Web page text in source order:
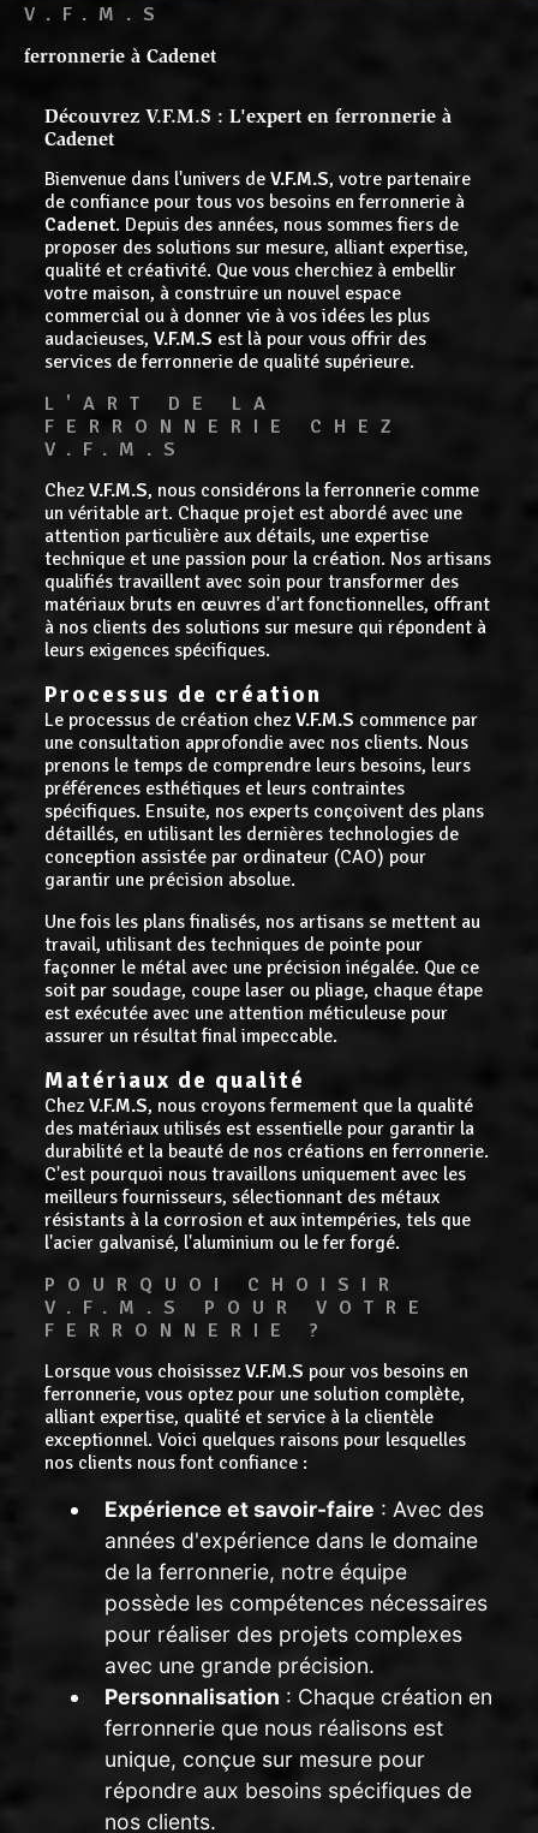
V.F.M.S
ferronnerie à Cadenet
Découvrez V.F.M.S : L'expert en ferronnerie à
Cadenet
Bienvenue dans l'univers de V.F.M.S, votre partenaire
de confiance pour tous vos besoins en ferronnerie à
Cadenet. Depuis des années, nous sommes fiers de
proposer des solutions sur mesure, alliant expertise,
qualité et créativité. Que vous cherchiez à embellir
votre maison, à construire un nouvel espace
commercial ou à donner vie à vos idées les plus
audacieuses, V.F.M.S est là pour vous offrir des
services de ferronnerie de qualité supérieure.
L'ART DE LA
FERRONNERIE CHEZ
V.F.M.S
Chez V.F.M.S, nous considérons la ferronnerie comme
un véritable art. Chaque projet est abordé avec une
attention particulière aux détails, une expertise
technique et une passion pour la création. Nos artisans
qualifiés travaillent avec soin pour transformer des
matériaux bruts en œuvres d'art fonctionnelles, offrant
à nos clients des solutions sur mesure qui répondent à
leurs exigences spécifiques.
Processus de création
Le processus de création chez V.F.M.S commence par
une consultation approfondie avec nos clients. Nous
prenons le temps de comprendre leurs besoins, leurs
préférences esthétiques et leurs contraintes
spécifiques. Ensuite, nos experts conçoivent des plans
détaillés, en utilisant les dernières technologies de
conception assistée par ordinateur (CAO) pour
garantir une précision absolue.
Une fois les plans finalisés, nos artisans se mettent au
travail, utilisant des techniques de pointe pour
façonner le métal avec une précision inégalée. Que ce
soit par soudage, coupe laser ou pliage, chaque étape
est exécutée avec une attention méticuleuse pour
assurer un résultat final impeccable.
Matériaux de qualité
Chez V.F.M.S, nous croyons fermement que la qualité
des matériaux utilisés est essentielle pour garantir la
durabilité et la beauté de nos créations en ferronnerie.
C'est pourquoi nous travaillons uniquement avec les
meilleurs fournisseurs, sélectionnant des métaux
résistants à la corrosion et aux intempéries, tels que
l'acier galvanisé, l'aluminium ou le fer forgé.
POURQUOI CHOISIR
V.F.M.S POUR VOTRE
FERRONNERIE ?
Lorsque vous choisissez V.F.M.S pour vos besoins en
ferronnerie, vous optez pour une solution complète,
alliant expertise, qualité et service à la clientèle
exceptionnel. Voici quelques raisons pour lesquelles
nos clients nous font confiance :
Expérience et savoir-faire : Avec des
années d'expérience dans le domaine
de la ferronnerie, notre équipe
possède les compétences nécessaires
pour réaliser des projets complexes
avec une grande précision.
Personnalisation : Chaque création en
ferronnerie que nous réalisons est
unique, conçue sur mesure pour
répondre aux besoins spécifiques de
nos clients.